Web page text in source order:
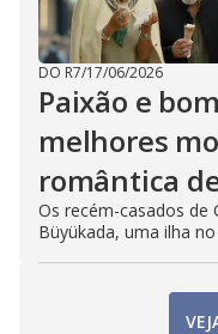
DO R7/17/06/2026
Paixão e
melhores
romântica
Os recém-casados de
Büyükada, uma ilha